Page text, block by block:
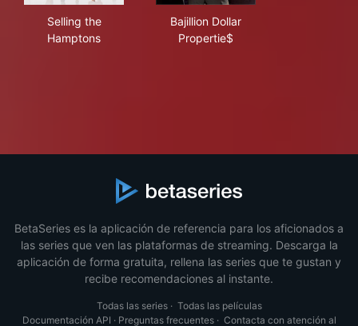
Selling the
Hamptons
Bajillion Dollar
Propertie$
BetaSeries es la aplicación de referencia para los aficionados a
las series que ven las plataformas de streaming. Descarga la
aplicación de forma gratuita, rellena las series que te gustan y
recibe recomendaciones al instante.
Todas las series· Todas las películas
Documentación API · Preguntas frecuentes· Contacta con atención al